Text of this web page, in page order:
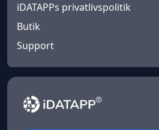
iDATAPPs privatlivspolitik
Butik
Support